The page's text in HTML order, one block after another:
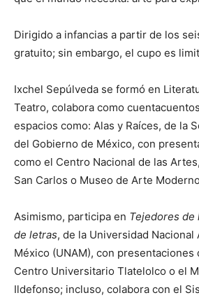
Dirigido a infancias a partir de los
gratuito; sin embargo, el cupo es
Ixchel Sepúlveda se formó en
Teatro, colabora como
espacios como: Alas y Raíces, de la
del Gobierno de México, con
como el Centro Nacional de las
San Carlos o Museo de Arte
Asimismo, participa en Tejedores de
de letras, de la Universidad Nacional
México (UNAM), con presentaciones
Centro Universitario Tlatelolco o el
Ildefonso; incluso, colabora con el